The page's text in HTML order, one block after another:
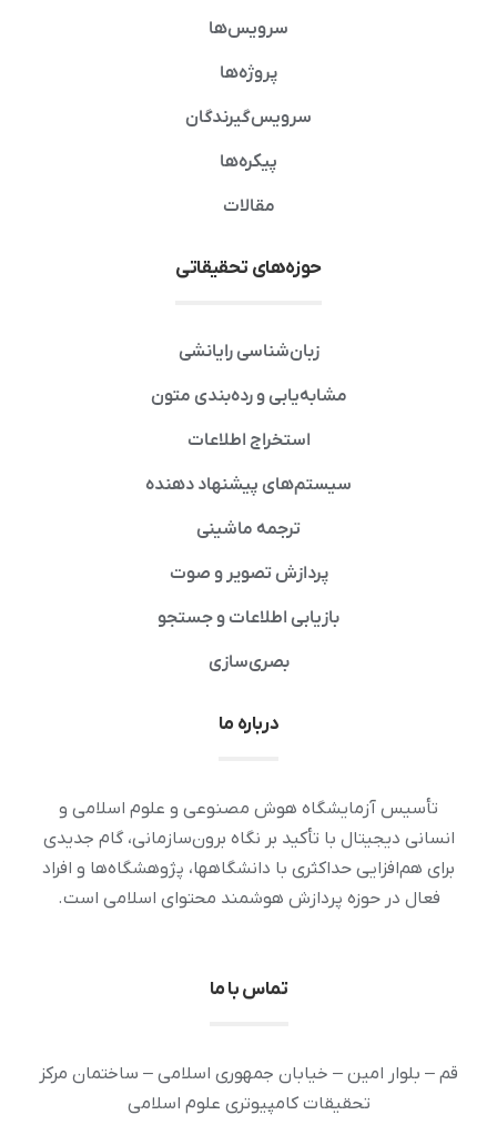
سرویس‌ها
پروژه‌ها
سرویس‌گیرندگان
پیکره‌ها
مقالات
حوزه‌های تحقیقاتی
زبان‌شناسی رایانشی
مشابه‌یابی و رده‌بندی متون
استخراج اطلاعات
سیستم‌های پیشنهاد دهنده
ترجمه ماشینی
پردازش تصویر و صوت
بازیابی اطلاعات و جستجو
بصری‌سازی
درباره ما
تأسیس آزمایشگاه هوش مصنوعی و علوم اسلامی و
انسانی دیجیتال با تأکید بر نگاه برون‌سازمانی، گام جدیدی
برای هم‌افزایی حداکثری با دانشگاهها، پژوهشگاه‌ها و افراد
فعال در حوزه پردازش هوشمند محتوای اسلامی است.
تماس با ما
قم – بلوار امین – خیابان جمهوری اسلامی – ساختمان مرکز
تحقیقات کامپیوتری علوم اسلامی